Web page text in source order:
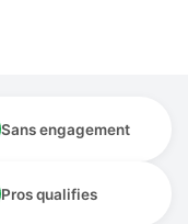
Sans engagement
Pros qualifies